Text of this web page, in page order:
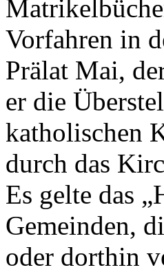
Vorfahren in
Prälat Mai,
er die
katholischen
durch das
Es gelte das
Gemeinden,
oder dorthin